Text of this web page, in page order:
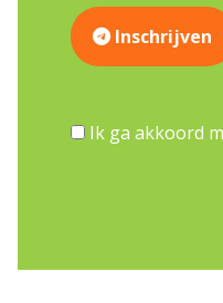
Inschrijven
Ik ga akkoord